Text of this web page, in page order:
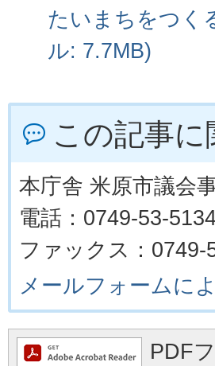
たいまちをつく
ル: 7.7MB)
この記事
本庁舎 米原市議会
電話：0749-53-
ファックス：0749-
メールフォームに
PDF